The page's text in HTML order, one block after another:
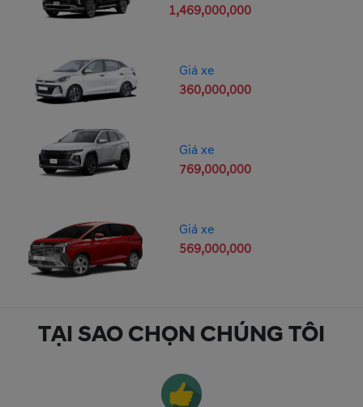
1,469,000,000
Giá xe
360,000,000
Giá xe
769,000,000
Giá xe
569,000,000
TẠI SAO CHỌN CHÚNG TÔI